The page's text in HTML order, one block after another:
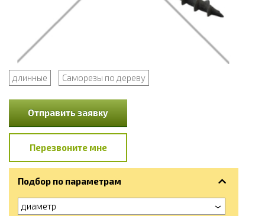
длинные Саморезы по дереву
Отправить заявку
Перезвоните мне
Подбор по параметрам
диаметр